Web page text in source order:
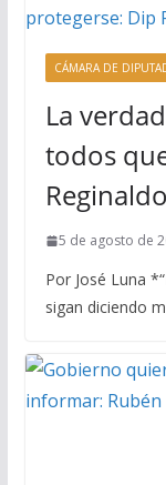
CÁMARA DE
La
todos
5 de agosto de
Por José Luna
sigan diciendo